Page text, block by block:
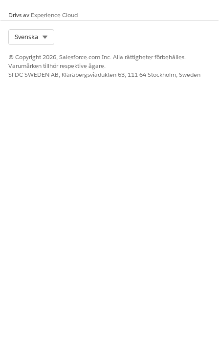
följerApex gräns för total heapstorlek
LÖSTE DENNA ARTIKEL DITT PROBLEM?
Berätta för oss vad vi kan förbättra!
Ja Nej
Drivs av Experience Cloud
Svenska
© Copyright 2026, Salesforce.com Inc. Alla rättigheter förbehålles.
Varumärken tillhör respektive ägare.
SFDC SWEDEN AB, Klarabergsviadukten 63, 111 64 Stockholm, Sweden